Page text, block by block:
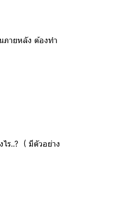
ภายหลัง ต้องทำ
ร..? ( มีตัวอย่าง